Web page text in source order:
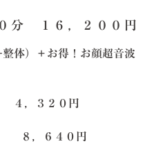
分 １６，２００円
体）＋お得！お顔超音波
，３２０円
８，６４０円